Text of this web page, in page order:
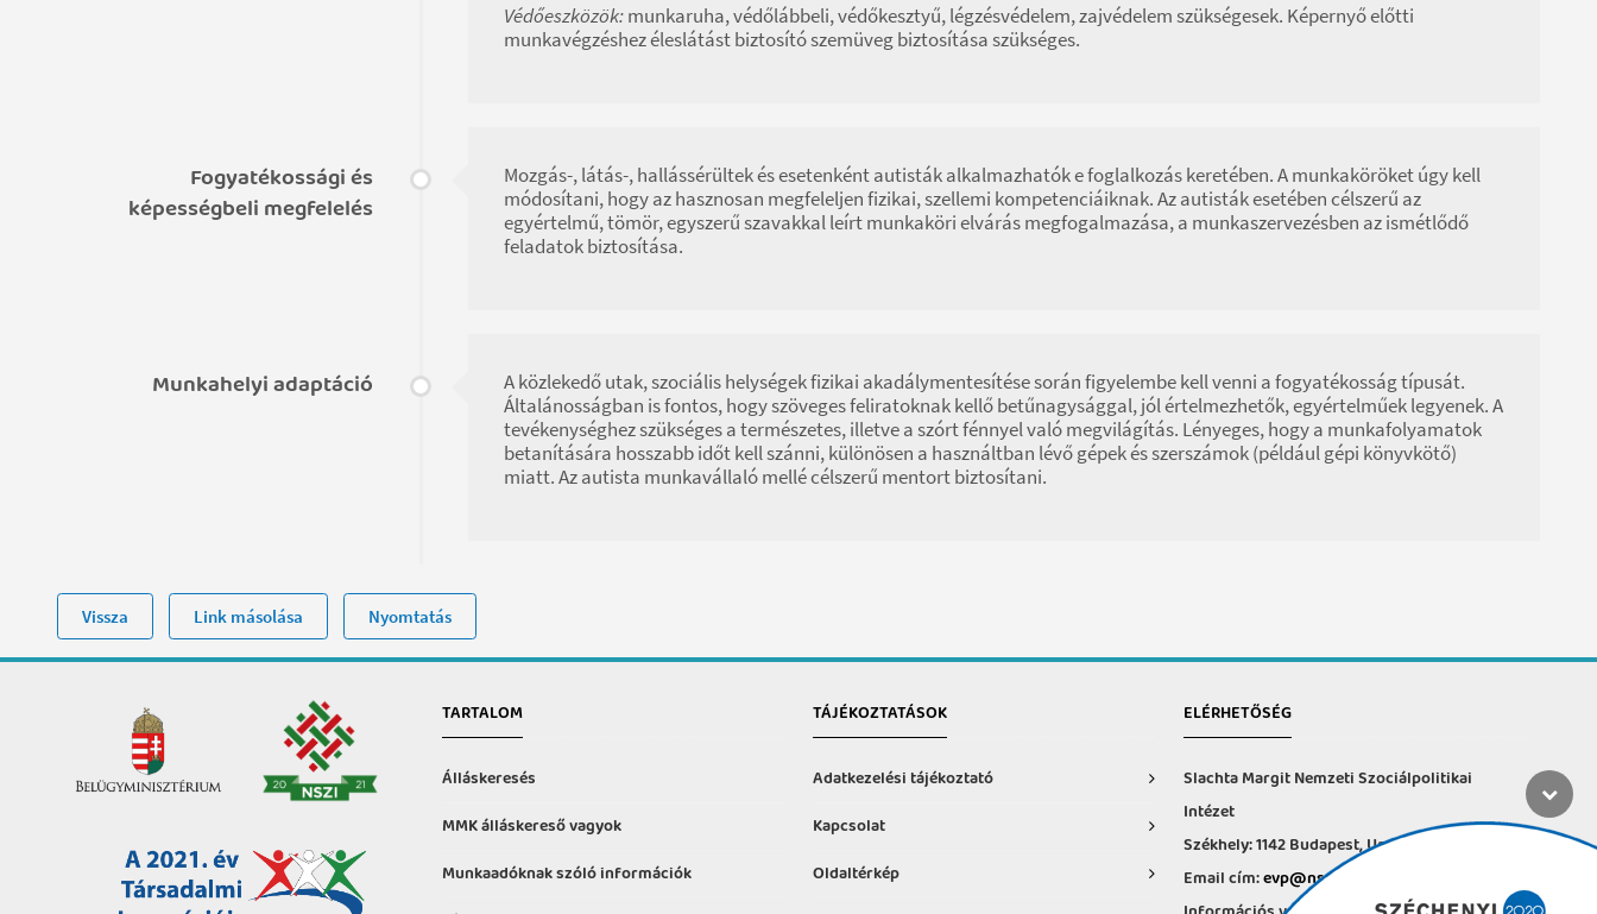
Védőeszközök:munkaruha, védőlábbeli, védőkesztyű, légzésvédelem, zajvédelem szükségesek. Képernyő előtti
munkavégzéshez éleslátást biztosító szemüveg biztosítása szükséges.
Fogyatékossági és
képességbeli megfelelés
Mozgás-, látás-, hallássérültek és esetenként autisták alkalmazhatók e foglalkozás keretében. A munkaköröket úgy kell
módosítani, hogy az hasznosan megfeleljen fizikai, szellemi kompetenciáiknak. Az autisták esetében célszerű az
egyértelmű, tömör, egyszerű szavakkal leírt munkaköri elvárás megfogalmazása, a munkaszervezésben az ismétlődő
feladatok biztosítása.
Munkahelyi adaptáció
A közlekedő utak, szociális helységek fizikai akadálymentesítése során figyelembe kell venni a fogyatékosság típusát.
Általánosságban is fontos, hogy szöveges feliratoknak kellő betűnagysággal, jól értelmezhetők, egyértelműek legyenek. A
tevékenységhez szükséges a természetes, illetve a szórt fénnyel való megvilágítás. Lényeges, hogy a munkafolyamatok
betanítására hosszabb időt kell szánni, különösen a használtban lévő gépek és szerszámok (például gépi könyvkötő)
miatt. Az autista munkavállaló mellé célszerű mentort biztosítani.
Vissza Link másolása Nyomtatás
TARTALOM
Álláskeresés
MMK álláskereső vagyok
Munkaadóknak szóló információk
TÁJÉKOZTATÁSOK
Adatkezelési tájékoztató
Kapcsolat
Oldaltérkép
ELÉRHETŐSÉG
Slachta Margit Nemzeti Szociálpolitikai
Intézet
Székhely: 1142 Budapest, Ungvár u. 64-66.
Email cím:evp@nszi.hu